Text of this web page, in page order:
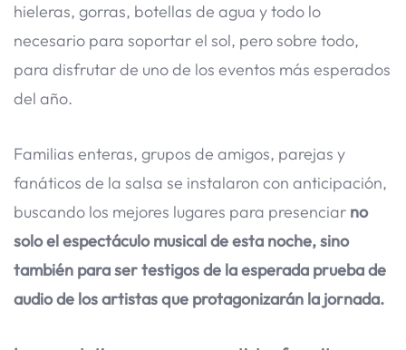
hieleras, gorras, botellas de agua y todo lo
necesario para soportar el sol, pero sobre todo,
para disfrutar de uno de los eventos más esperados
del año.
Familias enteras, grupos de amigos, parejas y
fanáticos de la salsa se instalaron con anticipación,
buscando los mejores lugares para presenciar no
solo el espectáculo musical de esta noche, sino
también para ser testigos de la esperada prueba de
audio de los artistas que protagonizarán la jornada.